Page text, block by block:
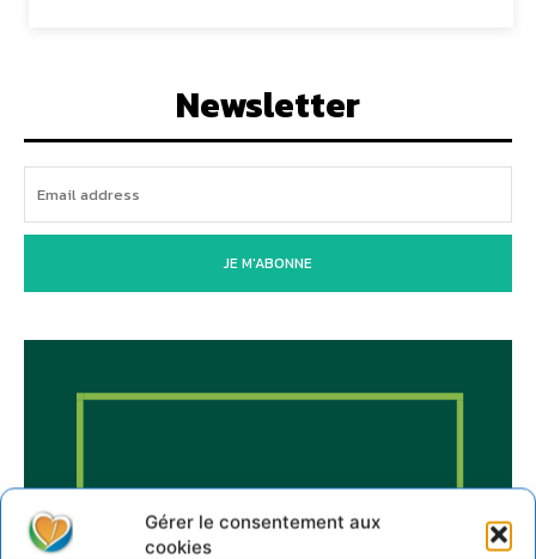
Gérer le consentement aux
cookies
Newsletter
JE M'ABONNE